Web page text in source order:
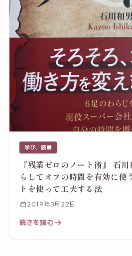
学び、読書
『残業ゼロのノート術』 石
らしてオフの時間を有効に使
トを使って工夫する法
2019年3月22日
続きを読む